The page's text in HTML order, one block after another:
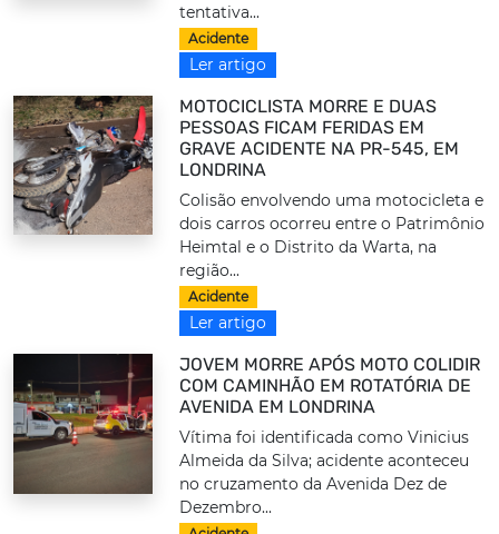
tentativa...
Acidente
Ler artigo
MOTOCICLISTA MORRE E DUAS
PESSOAS FICAM FERIDAS EM
GRAVE ACIDENTE NA PR-545, EM
LONDRINA
Colisão envolvendo uma motocicleta e
dois carros ocorreu entre o Patrimônio
Heimtal e o Distrito da Warta, na
região...
Acidente
Ler artigo
JOVEM MORRE APÓS MOTO COLIDIR
COM CAMINHÃO EM ROTATÓRIA DE
AVENIDA EM LONDRINA
Vítima foi identificada como Vinicius
Almeida da Silva; acidente aconteceu
no cruzamento da Avenida Dez de
Dezembro...